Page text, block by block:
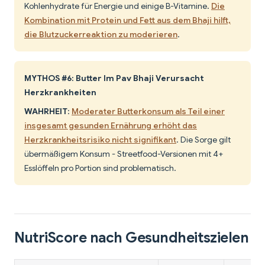
Kohlenhydrate für Energie und einige B-Vitamine. Die
Kombination mit Protein und Fett aus dem Bhaji hilft,
die Blutzuckerreaktion zu moderieren.
MYTHOS #6: Butter Im Pav Bhaji Verursacht
Herzkrankheiten
WAHRHEIT: Moderater Butterkonsum als Teil einer
insgesamt gesunden Ernährung erhöht das
Herzkrankheitsrisiko nicht signifikant. Die Sorge gilt
übermäßigem Konsum - Streetfood-Versionen mit 4+
Esslöffeln pro Portion sind problematisch.
NutriScore nach Gesundheitszielen